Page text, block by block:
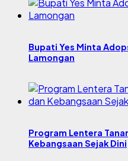
Bupati Yes Minta
Lamongan
Program Lentera
Kebangsaan Sejak Dini